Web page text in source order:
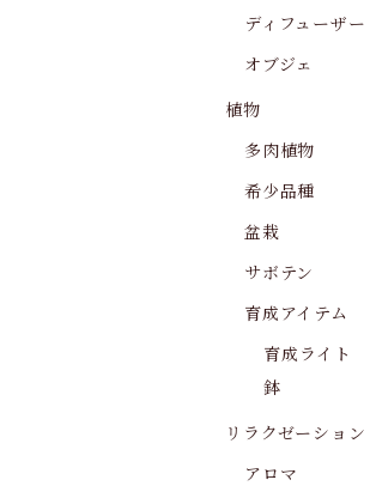
ディフューザー
オブジェ
植物
多肉植物
希少品種
盆栽
サボテン
育成アイテム
育成ライト
鉢
リラクゼーション
アロマ